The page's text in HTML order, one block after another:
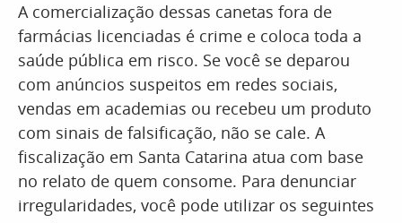
A comercialização dessas canetas fora de
farmácias licenciadas é crime e coloca toda a
saúde pública em risco. Se você se deparou
com anúncios suspeitos em redes sociais,
vendas em academias ou recebeu um produto
com sinais de falsificação, não se cale. A
fiscalização em Santa Catarina atua com base
no relato de quem consome. Para denunciar
irregularidades, você pode utilizar os seguintes